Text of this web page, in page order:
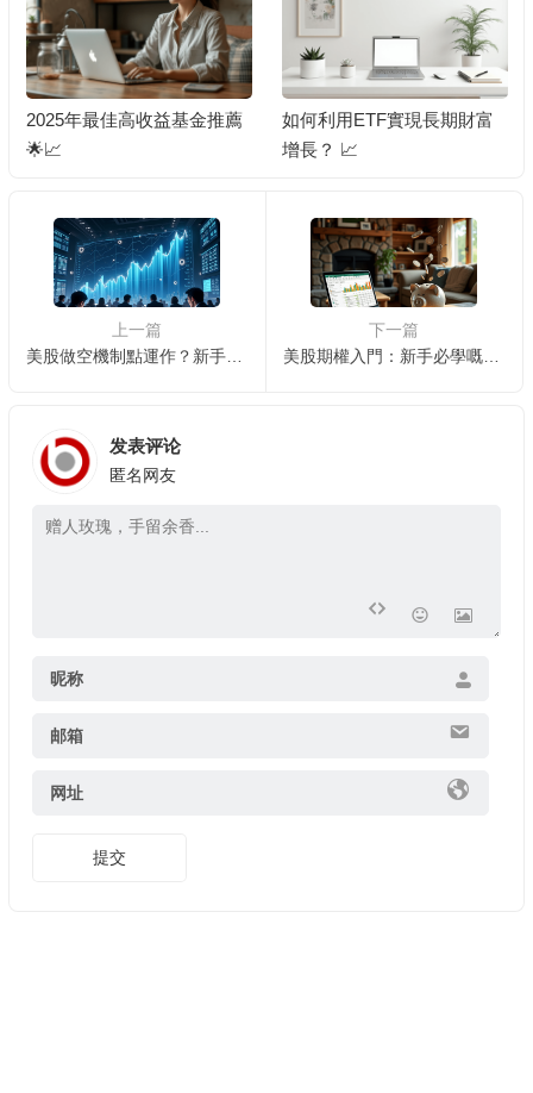
2025年最佳高收益基金推薦
🌟📈
如何利用ETF實現長期財富
增長？ 📈
上一篇
美股做空機制點運作？新手必讀攻略 📉
下一篇
美股期權入門：新手必學嘅基本概念
发表评论
匿名网友
昵称
邮箱
网址
提交